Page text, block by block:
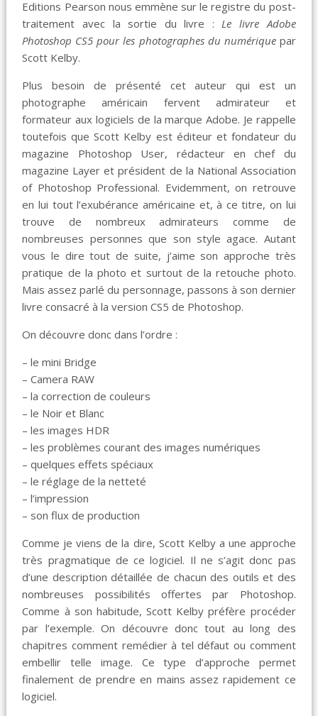
Editions Pearson nous emmène sur le registre du post-
traitement avec la sortie du livre :Le livre Adobe
Photoshop CS5 pour les photographes du numériquepar
Scott Kelby.
Plus besoin de présenté cet auteur qui est un
photographe américain fervent admirateur et
formateur aux logiciels de la marque Adobe. Je rappelle
toutefois que Scott Kelby est éditeur et fondateur du
magazine Photoshop User, rédacteur en chef du
magazine Layer et président de la National Association
of Photoshop Professional. Evidemment, on retrouve
en lui tout l’exubérance américaine et, à ce titre, on lui
trouve de nombreux admirateurs comme de
nombreuses personnes que son style agace. Autant
vous le dire tout de suite, j’aime son approche très
pratique de la photo et surtout de la retouche photo.
Mais assez parlé du personnage, passons à son dernier
livre consacré à la version CS5 de Photoshop.
On découvre donc dans l’ordre :
– le mini Bridge
– Camera RAW
– la correction de couleurs
– le Noir et Blanc
– les images HDR
– les problèmes courant des images numériques
– quelques effets spéciaux
– le réglage de la netteté
– l’impression
– son flux de production
Comme je viens de la dire, Scott Kelby a une approche
très pragmatique de ce logiciel. Il ne s’agit donc pas
d’une description détaillée de chacun des outils et des
nombreuses possibilités offertes par Photoshop.
Comme à son habitude, Scott Kelby préfère procéder
par l’exemple. On découvre donc tout au long des
chapitres comment remédier à tel défaut ou comment
embellir telle image. Ce type d’approche permet
finalement de prendre en mains assez rapidement ce
logiciel.